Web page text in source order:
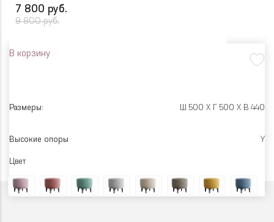
7 800 руб.
9 800 руб.
В корзину
Размеры: Ш 500 X Г 500 X В 440
Высокие опоры Y
Цвет